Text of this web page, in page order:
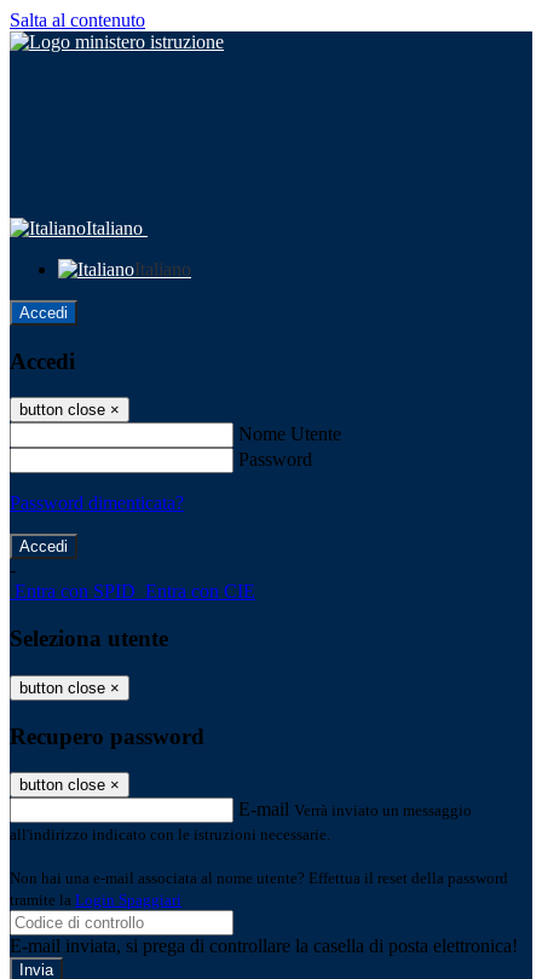
Salta al contenuto
Italiano
Italiano
Accedi
Accedi
button close ×
Nome Utente
Password
Password dimenticata?
-
Entra con SPID Entra con CIE
Seleziona utente
button close ×
Recupero password
button close ×
E-mail Verrà inviato un messaggio
all'indirizzo indicato con le istruzioni necessarie.
Non hai una e-mail associata al nome utente? Effettua il reset della password
tramite la Login Spaggiari
E-mail inviata, si prega di controllare la casella di posta elettronica!